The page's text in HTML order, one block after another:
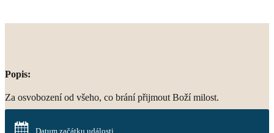
Popis:
Za osvobození od všeho, co brání přijmout Boží milost.
Datum začátku události